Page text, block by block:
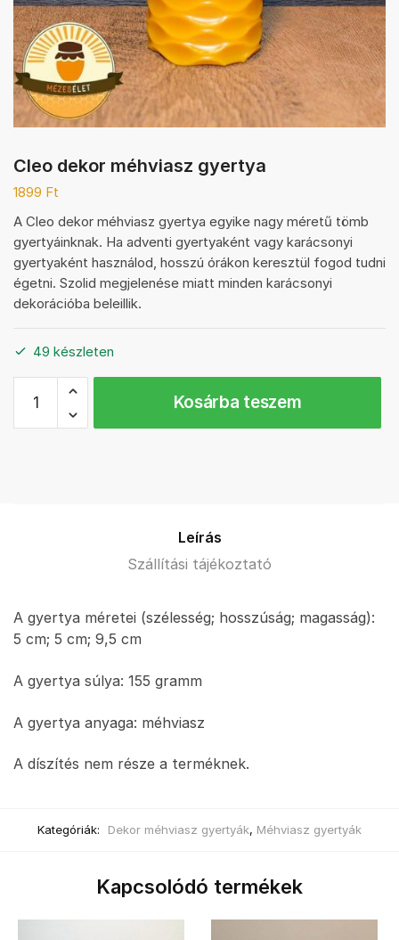
Cleo dekor méhviasz gyertya
1899 Ft
A Cleo dekor méhviasz gyertya egyike nagy méretű tömb
gyertyáinknak. Ha adventi gyertyaként vagy karácsonyi
gyertyaként használod, hosszú órákon keresztül fogod tudni
égetni. Szolid megjelenése miatt minden karácsonyi
dekorációba beleillik.
49 készleten
dekor
méhviasz
Kosárba teszem
Leírás
Szállítási tájékoztató
A gyertya méretei (szélesség; hosszúság; magasság):
5 cm; 5 cm; 9,5 cm
A gyertya súlya: 155 gramm
A gyertya anyaga: méhviasz
A díszítés nem része a terméknek.
Kategóriák: Dekor méhviasz gyertyák, Méhviasz gyertyák
Kapcsolódó termékek